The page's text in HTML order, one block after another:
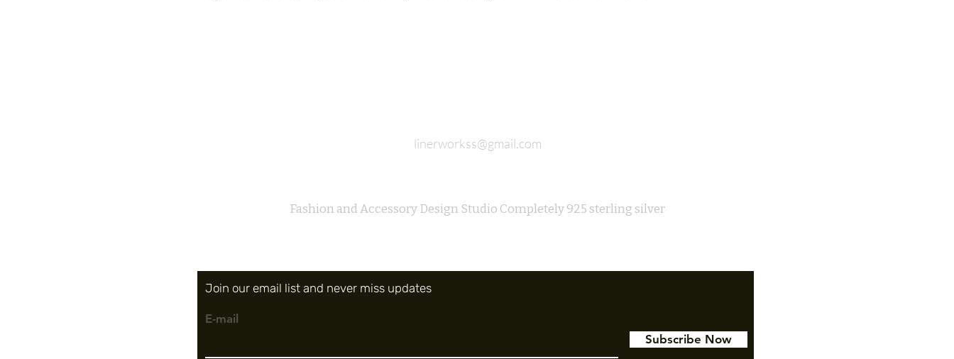
linerworkss@gmail.com
Fashion and Accessory Design Studio Completely 925 sterling silver
Join our email list and never miss updates
E-mail
Subscribe Now